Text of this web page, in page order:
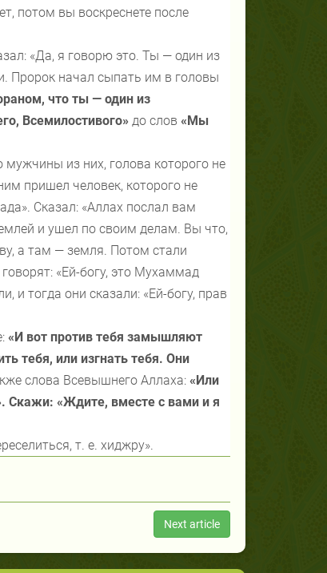
потом вы воскреснете после
«Да, я говорю это. Ты — один из
Пророк начал сыпать им в головы
что ты — один из
Всемилостивого» до слов «Мы
мужчины из них, голова которого не
пришел человек, которого не
Сказал: «Аллах послал вам
и ушел по своим делам. Вы что,
а там — земля. Потом стали
«Ей-богу, это Мухаммад
и тогда они сказали: «Ей-богу, прав
«И вот против тебя замышляют
тебя, или изгнать тебя. Они
слова Всевышнего Аллаха: «Или
Скажи: «Ждите, вместе с вами и я
т. е. хиджру».
Next article